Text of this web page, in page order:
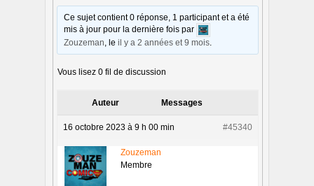
Ce sujet contient 0 réponse, 1 participant et a été
mis à jour pour la dernière fois par
Zouzeman , leil y a 2 années et 9 mois
Vous lisez 0 fil de discussion
Auteur Messages
16 octobre 2023 à 9 h 00 min #45340
Zouzeman
Membre